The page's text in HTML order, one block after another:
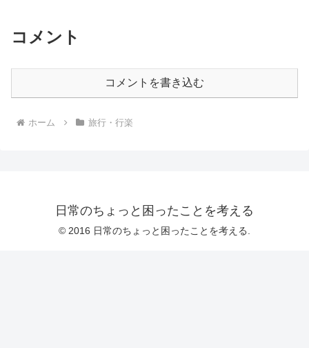
コメント
コメントを書き込む
ホーム 旅行・行楽
日常のちょっと困ったことを考える
© 2016 日常のちょっと困ったことを考える.